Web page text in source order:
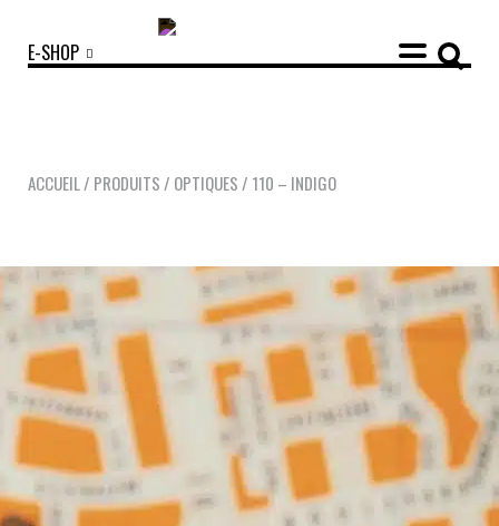
NOUVEAUTÉS OPTIQUES SOLAIRES ACCESSOIRES
MANIFESTO
NOTRE HISTOIRE NOS ENGAGEMENTS SAV RESPONSABLE
LOOKBOOKS
E-SHOP
ACCUEIL / PRODUITS / OPTIQUES / 110 – INDIGO